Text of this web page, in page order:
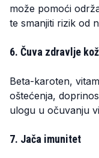
može pomoći
te smanjiti rizik od
6. Čuva zdravlje
Beta-karoten,
oštećenja,
ulogu u očuvanju
7. Jača imunitet